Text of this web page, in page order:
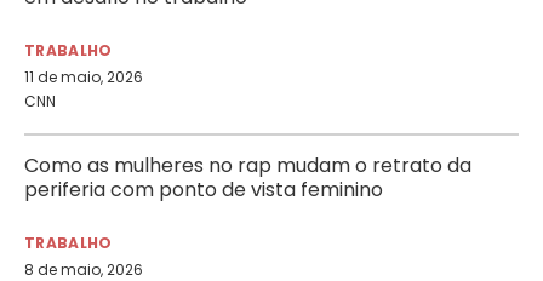
TRABALHO
11 de maio, 2026
CNN
Como as mulheres no rap mudam o retrato da
periferia com ponto de vista feminino
TRABALHO
8 de maio, 2026